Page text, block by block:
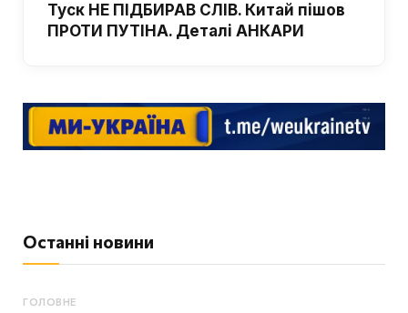
Туск НЕ ПІДБИРАВ СЛІВ. Китай пішов
ПРОТИ ПУТІНА. Деталі АНКАРИ
Останні новини
ГОЛОВНЕ